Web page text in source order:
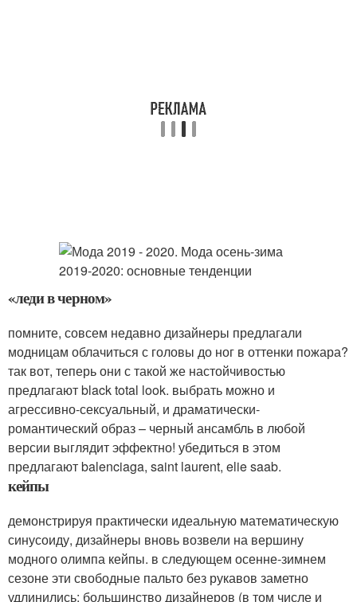
«леди в черном»
помните, совсем недавно дизайнеры предлагали
модницам облачиться с головы до ног в оттенки пожара?
так вот, теперь они с такой же настойчивостью
предлагают black total look. выбрать можно и
агрессивно-сексуальный, и драматически-
романтический образ – черный ансамбль в любой
версии выглядит эффектно! убедиться в этом
предлагают balenciaga, saint laurent, elie saab.
кейпы
демонстрируя практически идеальную математическую
синусоиду, дизайнеры вновь возвели на вершину
модного олимпа кейпы. в следующем осенне-зимнем
сезоне эти свободные пальто без рукавов заметно
удлинились: большинство дизайнеров (в том числе и